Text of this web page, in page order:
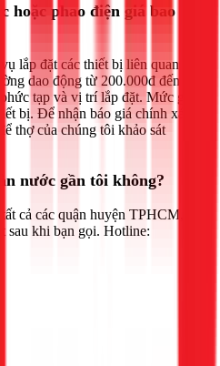
hoặc phao điện giá bao
lắp đặt các thiết bị liên quan
dao động từ 200.000đ đến
tạp và vị trí lắp đặt. Mức giá
bị. Để nhận báo giá chính xác,
thợ của chúng tôi khảo sát
nước gần tôi không?
cả các quận huyện TPHCM,
sau khi bạn gọi. Hotline: